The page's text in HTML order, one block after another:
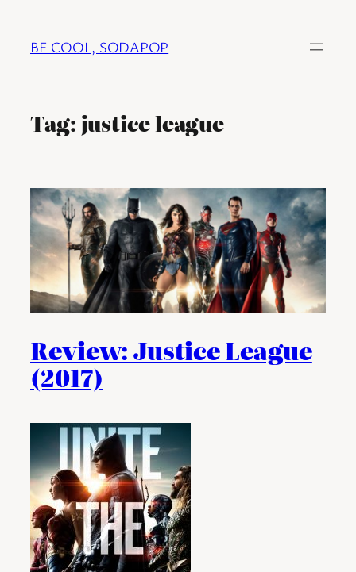
BE COOL, SODAPOP
Tag:justice league
Review: Justice League
(2017)